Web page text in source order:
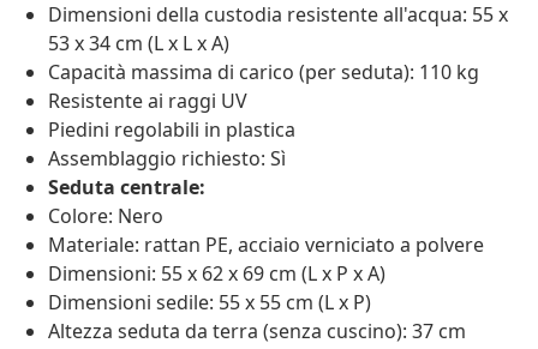
Dimensioni della custodia resistente all'acqua: 55 x
53 x 34 cm (L x L x A)
Capacità massima di carico (per seduta): 110 kg
Resistente ai raggi UV
Piedini regolabili in plastica
Assemblaggio richiesto: Sì
Seduta centrale:
Colore: Nero
Materiale: rattan PE, acciaio verniciato a polvere
Dimensioni: 55 x 62 x 69 cm (L x P x A)
Dimensioni sedile: 55 x 55 cm (L x P)
Altezza seduta da terra (senza cuscino): 37 cm